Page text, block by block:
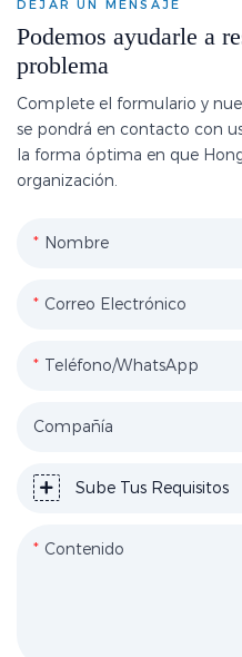
DEJAR UN MENSAJE
Podemos ayudarle a
problema
Complete el formulario y
se pondrá en contacto con
la forma óptima en que
organización.
Nombre
Correo Electrónico
Teléfono/WhatsApp
Compañía
Sube Tus Requisitos
Contenido